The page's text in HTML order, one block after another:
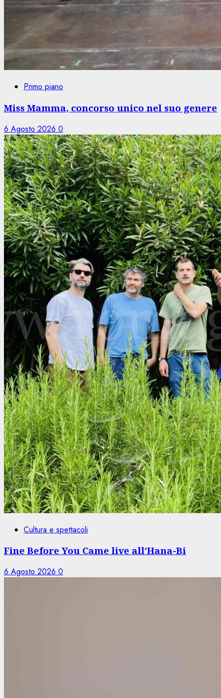
Primo piano
Miss Mamma, concorso unico nel suo genere
6 Agosto 2026 0
Cultura e spettacoli
Fine Before You Came live all’Hana-Bi
6 Agosto 2026 0